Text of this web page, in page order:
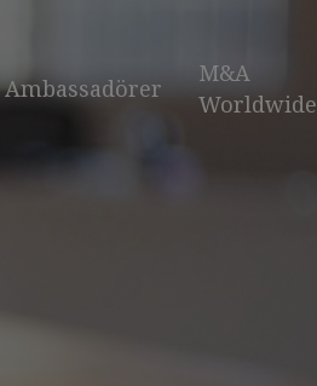
Ambassadörer
M&A
Worldwide